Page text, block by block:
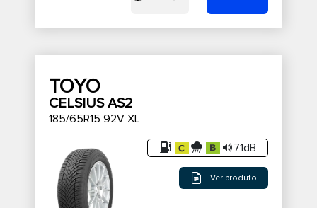
TOYO
CELSIUS AS2
185/65R15 92V XL
71dB
Ver produto